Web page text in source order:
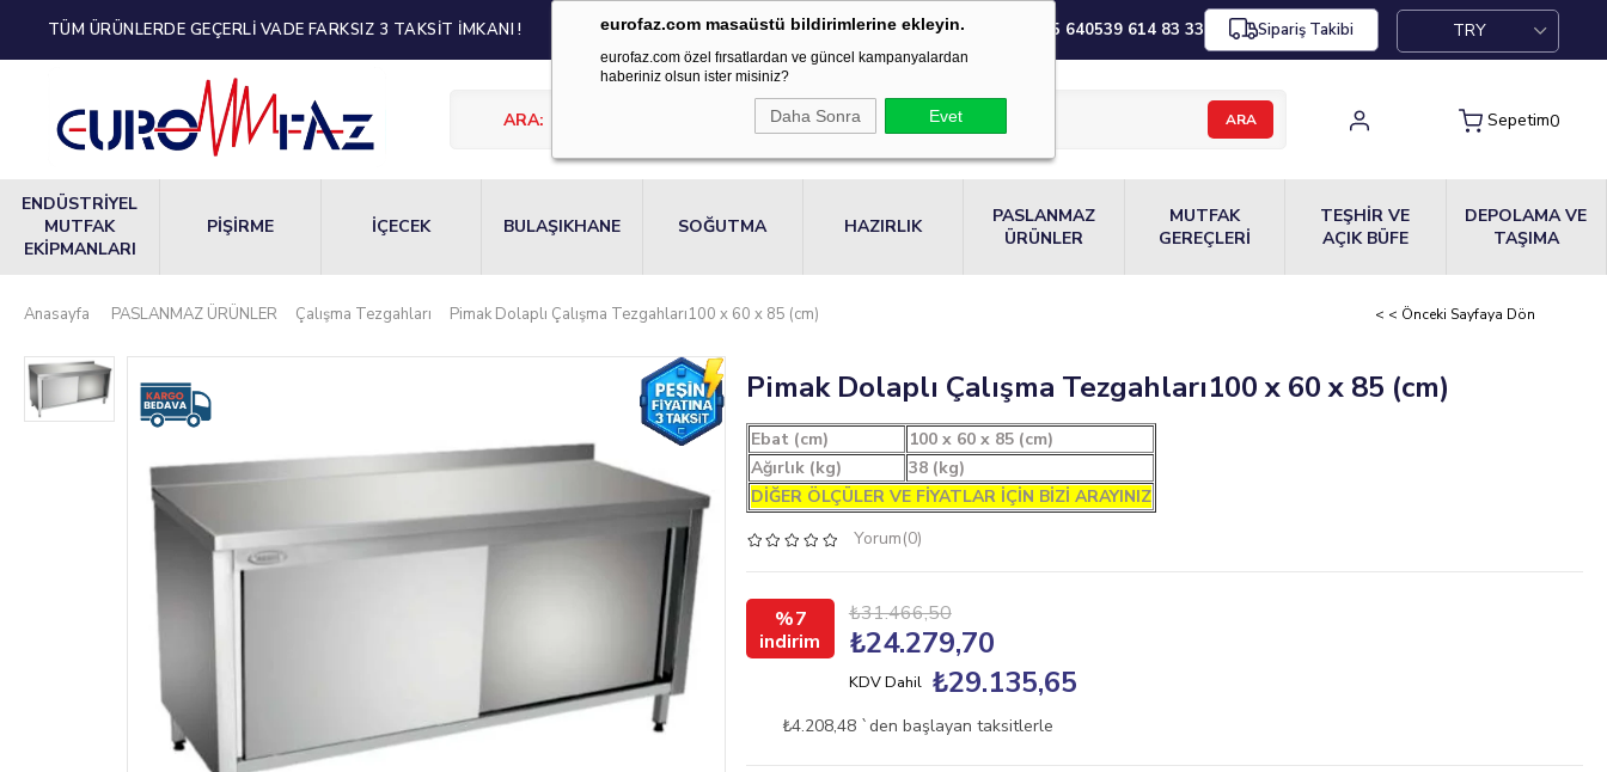
eurofaz.com masaüstü bildirimlerine ekleyin.
eurofaz.com özel fırsatlardan ve güncel kampanyalardan
haberiniz olsun ister misiniz?
Daha Sonra Evet
TÜM ÜRÜNLERDE GEÇERLİ VADE FARKSIZ 3 TAKSİT İMKANI ! 0850 220 55 640539 614 83 33 Sipariş Takibi TRY
Sepetim0
ENDÜSTRİYEL
MUTFAK
EKİPMANLARI
PİŞİRME İÇECEK BULAŞIKHANE SOĞUTMA HAZIRLIK
PASLANMAZ
ÜRÜNLER
MUTFAK
GEREÇLERİ
TEŞHİR VE
AÇIK BÜFE
DEPOLAMA VE
TAŞIMA
Anasayfa PASLANMAZ ÜRÜNLER Çalışma Tezgahları Pimak Dolaplı Çalışma Tezgahları100 x 60 x 85 (cm) < < Önceki Sayfaya Dön
Pimak Dolaplı Çalışma Tezgahları100 x 60 x 85 (cm)
Ebat (cm)
100 x 60 x 85 (cm)
Ağırlık (kg)
38 (kg)
DİĞER ÖLÇÜLER VE FİYATLAR İÇİN BİZİ ARAYINIZ
Yorum(0)
7 ₺31.466,50
₺24.279,70
KDV Dahil ₺29.135,65
₺4.208,48 `den başlayan taksitlerle